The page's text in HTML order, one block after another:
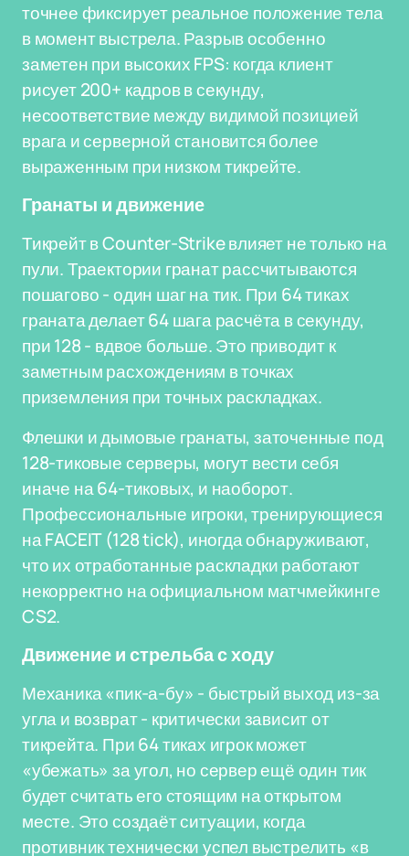
точнее фиксирует реальное положение тела
в момент выстрела. Разрыв особенно
заметен при высоких FPS: когда клиент
рисует 200+ кадров в секунду,
несоответствие между видимой позицией
врага и серверной становится более
выраженным при низком тикрейте.
Гранаты и движение
Тикрейт в Counter-Strike влияет не только на
пули. Траектории гранат рассчитываются
пошагово - один шаг на тик. При 64 тиках
граната делает 64 шага расчёта в секунду,
при 128 - вдвое больше. Это приводит к
заметным расхождениям в точках
приземления при точных раскладках.
Флешки и дымовые гранаты, заточенные под
128-тиковые серверы, могут вести себя
иначе на 64-тиковых, и наоборот.
Профессиональные игроки, тренирующиеся
на FACEIT (128 tick), иногда обнаруживают,
что их отработанные раскладки работают
некорректно на официальном матчмейкинге
CS2.
Движение и стрельба с ходу
Механика «пик-а-бу» - быстрый выход из-за
угла и возврат - критически зависит от
тикрейта. При 64 тиках игрок может
«убежать» за угол, но сервер ещё один тик
будет считать его стоящим на открытом
месте. Это создаёт ситуации, когда
противник технически успел выстрелить «в